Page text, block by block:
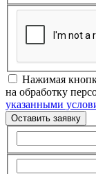
Нажимая
на обработку
указанными
Оставить заявку